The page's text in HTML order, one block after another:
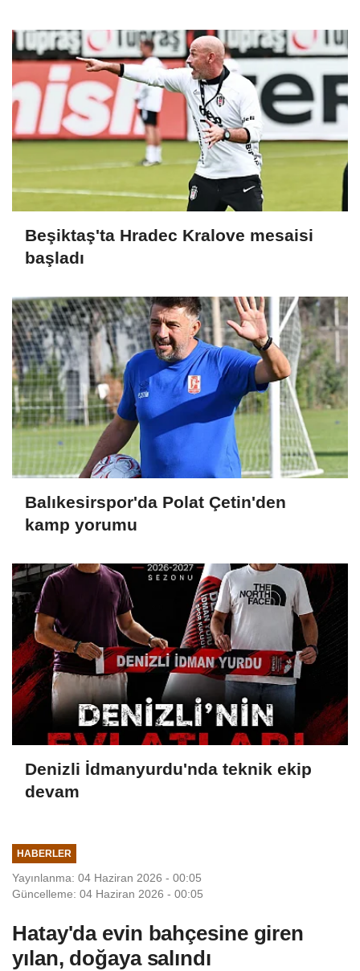
Beşiktaş'ta Hradec Kralove mesaisi
başladı
Balıkesirspor'da Polat Çetin'den
kamp yorumu
Denizli İdmanyurdu'nda teknik ekip
devam
HABERLER
Yayınlanma: 04 Haziran 2026 - 00:05
Güncelleme: 04 Haziran 2026 - 00:05
Hatay'da evin bahçesine giren
yılan, doğaya salındı